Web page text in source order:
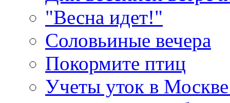
"Весна идет!"
Соловьиные вечера
Покормите птиц
Учеты уток в